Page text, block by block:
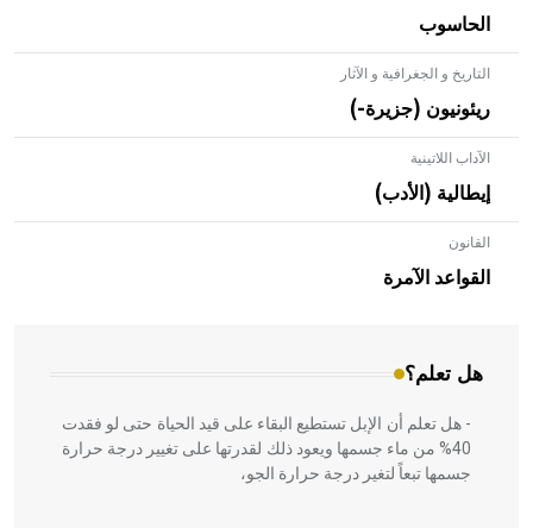
الحاسوب
التاريخ و الجغرافية و الآثار
ريئونيون (جزيرة-)
الآداب اللاتينية
إيطالية (الأدب)
القانون
القواعد الآمرة
هل تعلم؟
- هل تعلم أن الأبلق نوع من الفنون الهندسية التي ارتبطت
بالعمارة الإسلامية في بلاد الشام ومصر خاصة، حيث يحرص
المعمار على بناء مداميكه وخاصة في الواجهات
- هل تعلم أن الإبل تستطيع البقاء على قيد الحياة حتى لو فقدت
40% من ماء جسمها ويعود ذلك لقدرتها على تغيير درجة حرارة
جسمها تبعاً لتغير درجة حرارة الجو،